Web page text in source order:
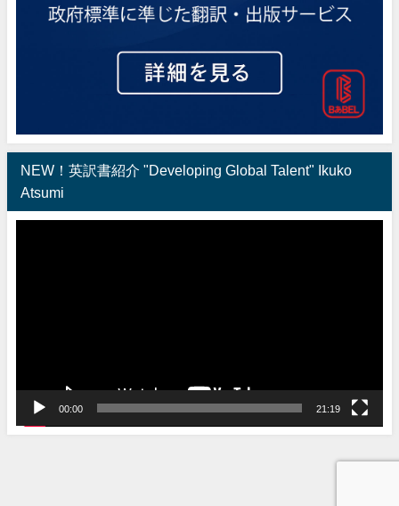
NEW！英訳書紹介 "Developing Global Talent" Ikuko
Atsumi
00:00 21:19